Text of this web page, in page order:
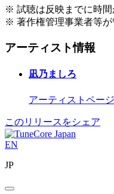
※ 試聴は反映までに時間
※ 著作権管理事業者等が
アーティスト情報
凪乃ましろ
アーティストペー
このリリースをシェア
EN
JP